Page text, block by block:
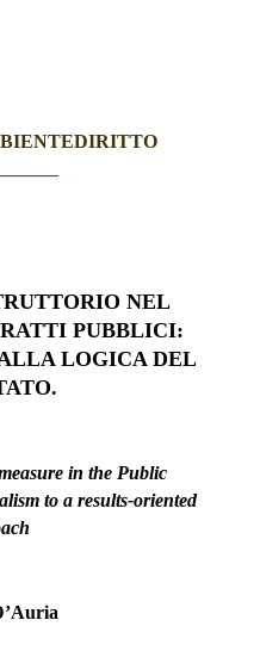
NEL
PUBBLICI:
LOGICA DEL
in the Public
to a results-oriented